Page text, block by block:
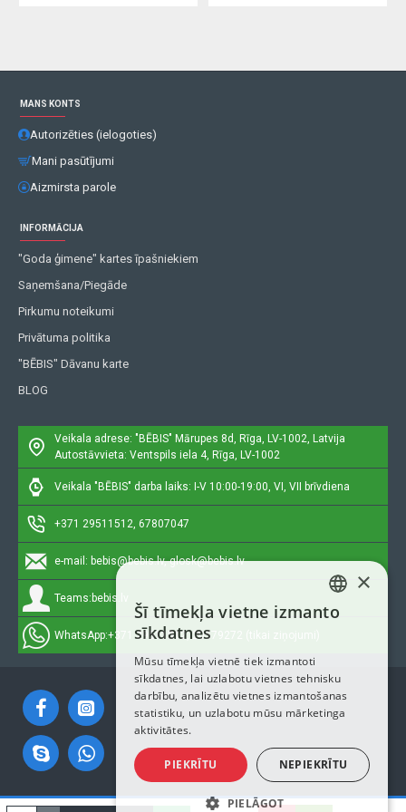
MANS KONTS
Autorizēties (ielogoties)
Mani pasūtījumi
Aizmirsta parole
INFORMĀCIJA
"Goda ģimene" kartes īpašniekiem
Saņemšana/Piegāde
Pirkumu noteikumi
Privātuma politika
"BĒBIS" Dāvanu karte
BLOG
Veikala adrese: "BĒBIS" Mārupes 8d, Rīga, LV-1002, Latvija
Autostāvvieta: Ventspils iela 4, Rīga, LV-1002
Veikala "BĒBIS" darba laiks: I-V 10:00-19:00, VI, VII brīvdiena
+371 29511512, 67807047
e-mail: bebis@bebis.lv, glosk@bebis.lv
Teams: bebis.lv
WhatsApp:+371 29511512, 20579272 (tikai ziņojumi)
Autortiesības © 2023, Bebis.lv, Visas tiesības aizsargātas
LATVIAN
ENGLISH
×
Šī tīmekļa vietne izmanto
sīkdatnes
Mūsu tīmekļa vietnē tiek izmantoti
sīkdatnes, lai uzlabotu vietnes tehnisku
darbību, analizētu vietnes izmantošanas
statistiku, un uzlabotu mūsu mārketinga
aktivitātes.
PIEKRĪTU NEPIEKRĪTU
PIELĀGOT